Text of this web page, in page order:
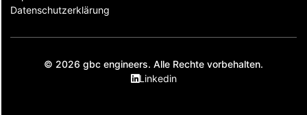
Datenschutzerklärung
© 2026 gbc engineers. Alle Rechte vorbehalten.
Linkedin